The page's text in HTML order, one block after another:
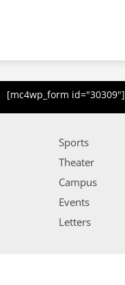
[mc4wp_form id="30309"]
Sports
Theater
Campus
Events
Letters